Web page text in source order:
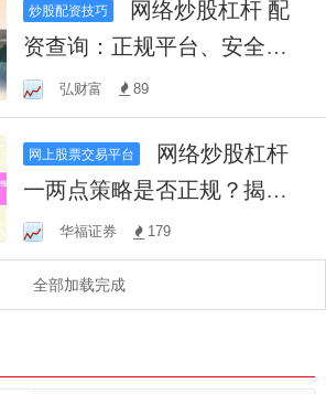
炒股配资技巧
资查询：正规平台、安全可
靠，一键查询！
弘财富 89
网上股票交易平台
一两点策略是否正规？揭秘
其合法性与可靠性真相！
华福证券 179
全部加载完成